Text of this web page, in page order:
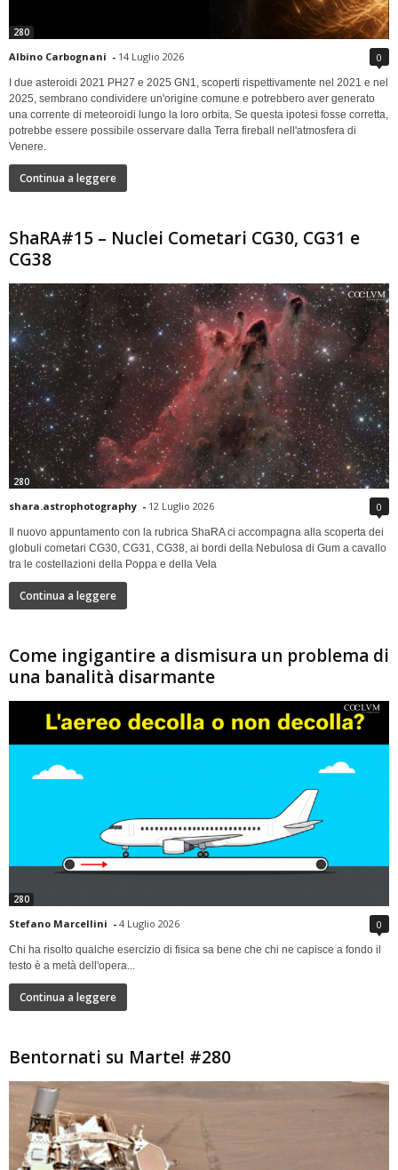
280
Albino Carbognani - 14 Luglio 2026 0
I due asteroidi 2021 PH27 e 2025 GN1, scoperti rispettivamente nel 2021 e nel
2025, sembrano condividere un'origine comune e potrebbero aver generato
una corrente di meteoroidi lungo la loro orbita. Se questa ipotesi fosse corretta,
potrebbe essere possibile osservare dalla Terra fireball nell'atmosfera di
Venere.
Continua a leggere
ShaRA#15 – Nuclei Cometari CG30, CG31 e
CG38
280
shara.astrophotography - 12 Luglio 2026 0
Il nuovo appuntamento con la rubrica ShaRA ci accompagna alla scoperta dei
globuli cometari CG30, CG31, CG38, ai bordi della Nebulosa di Gum a cavallo
tra le costellazioni della Poppa e della Vela
Continua a leggere
Come ingigantire a dismisura un problema di
una banalità disarmante
280
Stefano Marcellini - 4 Luglio 2026 0
Chi ha risolto qualche esercizio di fisica sa bene che chi ne capisce a fondo il
testo è a metà dell'opera...
Continua a leggere
Bentornati su Marte! #280